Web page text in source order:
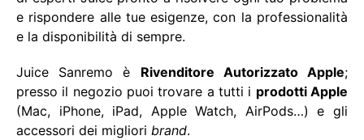
e rispondere alle tue esigenze, con la professionalità
e la disponibilità di sempre.
Juice Sanremo è Rivenditore Autorizzato Apple;
presso il negozio puoi trovare a tutti i prodotti Apple
(Mac, iPhone, iPad, Apple Watch, AirPods…) e gli
accessori dei migliori brand.